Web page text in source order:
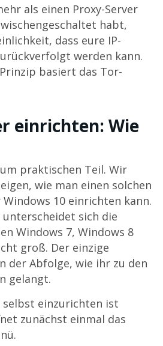
als einen Proxy-Server
habt,
dass eure IP-
werden kann.
basiert das Tor-
einrichten: Wie
praktischen Teil. Wir
wie man einen solchen
10 einrichten kann.
sich die
Windows 7, Windows 8
groß. Der einzige
der Abfolge, wie ihr zu den
gelangt.
selbst einzurichten ist
zunächst einmal das